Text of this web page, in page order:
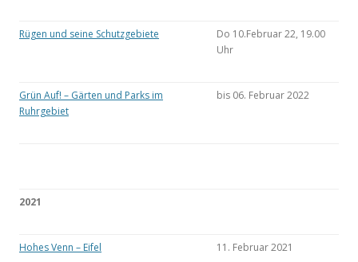
Rügen und seine Schutzgebiete
Do 10.Februar 22, 19.00
Uhr
Grün Auf! – Gärten und Parks im
Ruhrgebiet
bis 06. Februar 2022
2021
Hohes Venn – Eifel 11. Februar 2021